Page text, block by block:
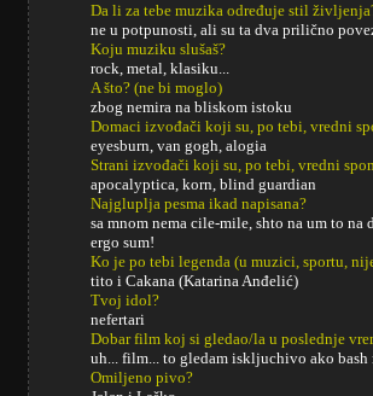
Da li za tebe muzika određuje stil
ne u potpunosti, ali su ta dva prilično
Koju muziku slušaš?
rock, metal, klasiku...
A što? (ne bi moglo)
zbog nemira na bliskom istoku
Domaci izvođači koji su, po tebi, vredni
eyesburn, van gogh, alogia
Strani izvođači koji su, po tebi, vredni
apocalyptica, korn, blind guardian
Najgluplja pesma ikad napisana?
sa mnom nema cile-mile, shto na um to
ergo sum!
Ko je po tebi legenda (u muzici, sportu,
tito i Cakana (Katarina Anđelić)
Tvoj idol?
nefertari
Dobar film koj si gledao/la u poslednje
uh... film... to gledam iskljuchivo ako bash
Omiljeno pivo?